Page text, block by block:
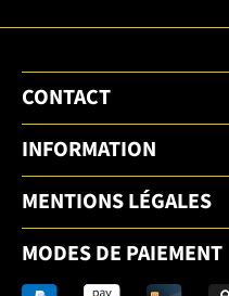
CONTACT
INFORMATION
MENTIONS LÉGALES
MODES DE PAIEMENT